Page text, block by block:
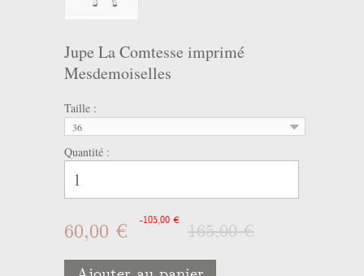
Jupe La Comtesse imprimé
Mesdemoiselles
Taille :
36
Quantité :
60,00 € -105,00 €
165,00 €